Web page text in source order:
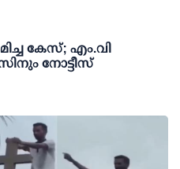
കേസ്; എം.വി
നോട്ടീസ്